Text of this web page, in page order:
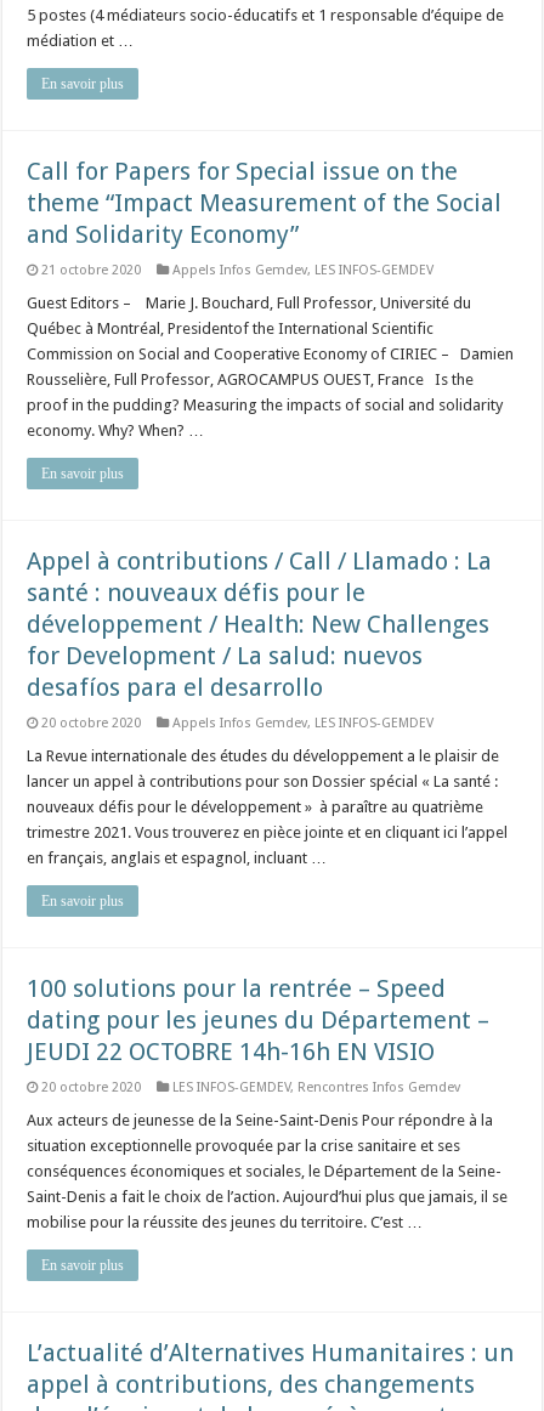
5 postes (4 médiateurs socio-éducatifs et 1 responsable d’équipe de
médiation et …
En savoir plus
Call for Papers for Special issue on the
theme “Impact Measurement of the Social
and Solidarity Economy”
21 octobre 2020 Appels Infos Gemdev, LES INFOS-GEMDEV
Guest Editors – Marie J. Bouchard, Full Professor, Université du
Québec à Montréal, Presidentof the International Scientific
Commission on Social and Cooperative Economy of CIRIEC – Damien
Rousselière, Full Professor, AGROCAMPUS OUEST, France Is the
proof in the pudding? Measuring the impacts of social and solidarity
economy. Why? When? …
En savoir plus
Appel à contributions / Call / Llamado : La
santé : nouveaux défis pour le
développement / Health: New Challenges
for Development / La salud: nuevos
desafíos para el desarrollo
20 octobre 2020 Appels Infos Gemdev, LES INFOS-GEMDEV
La Revue internationale des études du développement a le plaisir de
lancer un appel à contributions pour son Dossier spécial « La santé :
nouveaux défis pour le développement » à paraître au quatrième
trimestre 2021. Vous trouverez en pièce jointe et en cliquant ici l’appel
en français, anglais et espagnol, incluant …
En savoir plus
100 solutions pour la rentrée – Speed
dating pour les jeunes du Département –
JEUDI 22 OCTOBRE 14h-16h EN VISIO
20 octobre 2020 LES INFOS-GEMDEV, Rencontres Infos Gemdev
Aux acteurs de jeunesse de la Seine-Saint-Denis Pour répondre à la
situation exceptionnelle provoquée par la crise sanitaire et ses
conséquences économiques et sociales, le Département de la Seine-
Saint-Denis a fait le choix de l’action. Aujourd’hui plus que jamais, il se
mobilise pour la réussite des jeunes du territoire. C’est …
En savoir plus
L’actualité d’Alternatives Humanitaires : un
appel à contributions, des changements